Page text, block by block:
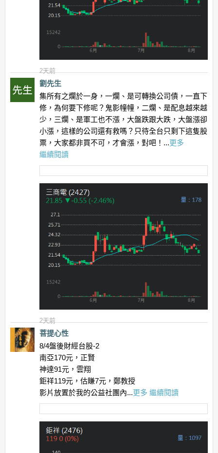
2天前
劉先生
集所有之爛於一身，一爛、是可轉換公司債，一直下
修，為何要下修呢？鬼影幢幢，二爛、是配息越來越
少，三爛、是軍工也不漲，大盤跌跟大跌，大盤漲卻
小漲，這樣的公司還有救嗎？只待全台只剩下這隻股
票，大家都非買不可，才會漲，對吧！...更多
繼續閱讀
2天前
菩提心性
8/4盤後財經台股-2
南亞170元，正賢
神達91元，雲翔
鉅祥119元，估賺7元，鄭教授
影片放置於我的公益社團內...更多 繼續閱讀